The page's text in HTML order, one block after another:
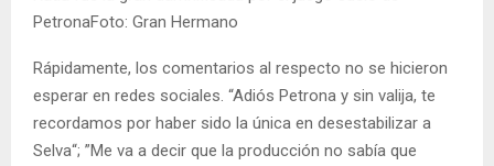
PetronaFoto: Gran Hermano
Rápidamente, los comentarios al respecto no se hicieron
esperar en redes sociales. “Adiós Petrona y sin valija, te
recordamos por haber sido la única en desestabilizar a
Selva“; ”Me va a decir que la producción no sabía que